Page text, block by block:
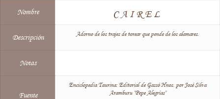
Nombre CAIREL
Descripción Adorno de los trajes de torear que pende de los alamares.
Notas
Fuente
Enciclopedia Taurina: Editorial de Gassó Hnos. por José Silva
Aramburu "Pepe Alegrías"